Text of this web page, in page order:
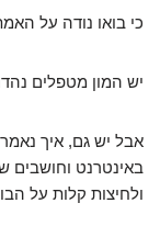
כי בואו נודה על
יש המון מטפלים
אבל יש גם, איך
באינטרנט וחושבים
ולחיצות קלות על